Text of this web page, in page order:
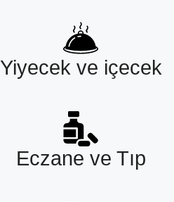
Yiyecek ve içecek
Eczane ve Tıp